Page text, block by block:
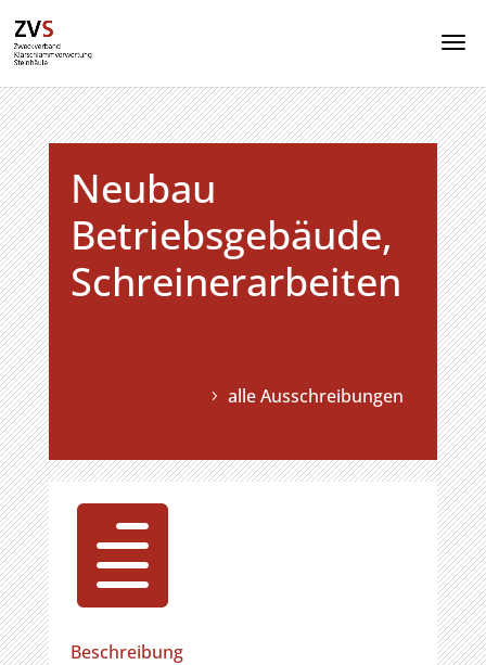
Neubau
Betriebsgebäude,
Schreinerarbeiten
alle Ausschreibungen

Beschreibung